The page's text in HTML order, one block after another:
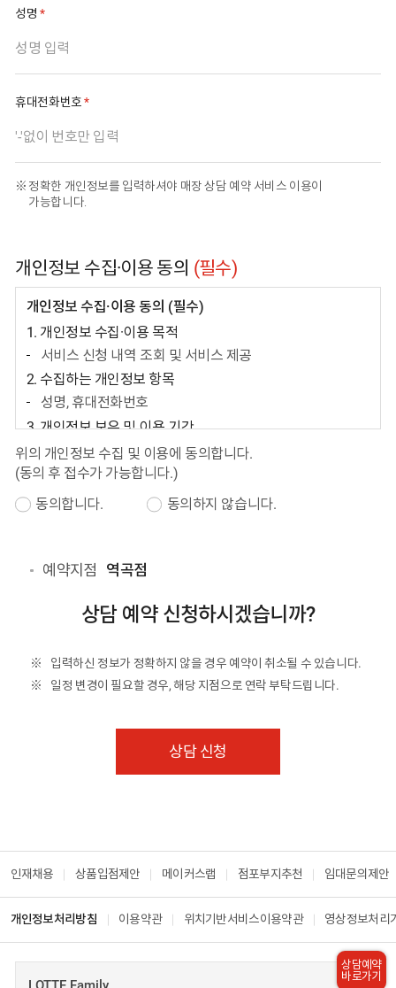
성명 필수 입력 사항
휴대전화번호 필수 입력 사항
정확한 개인정보를 입력하셔야 매장 상담 예약 서비스 이용이
가능합니다.
개인정보 수집·이용 동의 (필수)
개인정보 수집·이용 동의 (필수)
1. 개인정보 수집·이용 목적
서비스 신청 내역 조회 및 서비스 제공
2. 수집하는 개인정보 항목
성명, 휴대전화번호
3. 개인정보 보유 및 이용 기간
접수일로부터 6개월
4. 동의를 거부할 권리와 동의를 거부할 경우의 불이익
귀하는 개인정보 수집 및 이용에 동의를 거부할 권리가
있으며, 동의를 거부할 경우 서비스 제공이 어려울 수
위의 개인정보 수집 및 이용에 동의합니다.
(동의 후 접수가 가능합니다.)
동의합니다.
동의하지 않습니다.
예약지점 역곡점
상담 예약 신청하시겠습니까?
입력하신 정보가 정확하지 않을 경우 예약이 취소될 수 있습니다.
일정 변경이 필요할 경우, 해당 지점으로 연락 부탁드립니다.
상담 신청
인재채용 상품입점제안 메이커스랩 점포부지추천 임대문의제안
개인정보처리방침 이용약관 위치기반서비스이용약관 영상정보처리
상담예약
바로가기